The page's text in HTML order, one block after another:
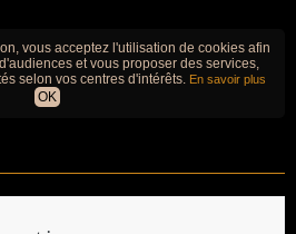
vous acceptez l'utilisation de cookies afin
et vous proposer des services,
selon vos centres d'intérêts. En savoir plus
OK